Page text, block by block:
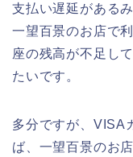
支払い遅延がある
一望百景のお店で
座の残高が不足し
たいです。
多分ですが、VISA
ば、一望百景のお